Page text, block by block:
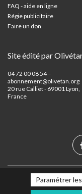
FAQ - aide en ligne
Régie publicitaire
Faire un don
Site édité par
04 72 00 08 54 –
abonnement@olivetan.org
20 rue Calliet - 69001 Lyon,
France
Mentions
Paramétrer